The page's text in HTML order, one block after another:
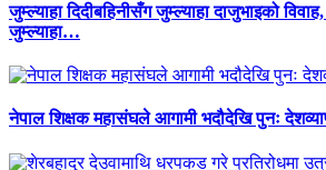
जुम्ल्याहा दिदीबहिनीसँग जुम्ल्याहा दाजुभाइको
जुम्ल्याहा…
नेपाल शिक्षक महासंघले आगामी भदौदेखि पुनः